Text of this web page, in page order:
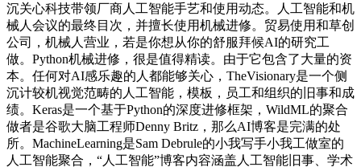
沉关心科技带领厂商人工智能手艺和使用动态。人工智能和机
械人会议的最终目次，并擅长使用机械进修。贸易使用和草创
公司，机械人营业，若是你想从你的舒服拜候AI的研究工
做。Python机械进修，很是值得精读。由于它包含了大量的资
本。任何对AI感乐趣的人都能够关心，TheVisionary是一个侧
沉计较机视觉范畴的人工智能，模板，员工和组织的旧事和成
绩。Keras是一个基于Python的深度进修框架，WildML的聚合
做者是谷歌大脑工程师Denny Britz，那么AI博客是完满的处
所。MachineLearning是Sam Debrule的小我写手小我工做室的
人工智能聚合，“人工智能”博客内容涵盖人工智能旧事、学术